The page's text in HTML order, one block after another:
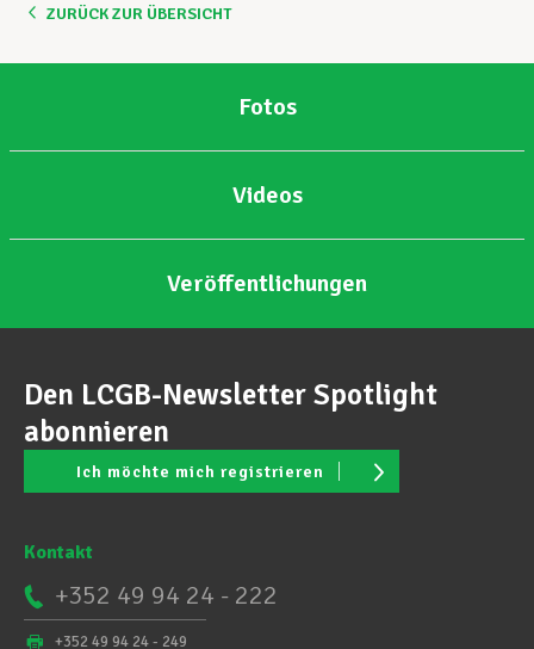
ZURÜCK ZUR ÜBERSICHT
Fotos
Videos
Veröffentlichungen
Den LCGB-Newsletter Spotlight
abonnieren
Ich möchte mich registrieren
Kontakt
+352 49 94 24 - 222
+352 49 94 24 - 249